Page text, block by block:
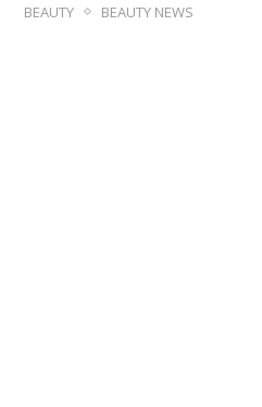
BEAUTY BEAUTY NEWS